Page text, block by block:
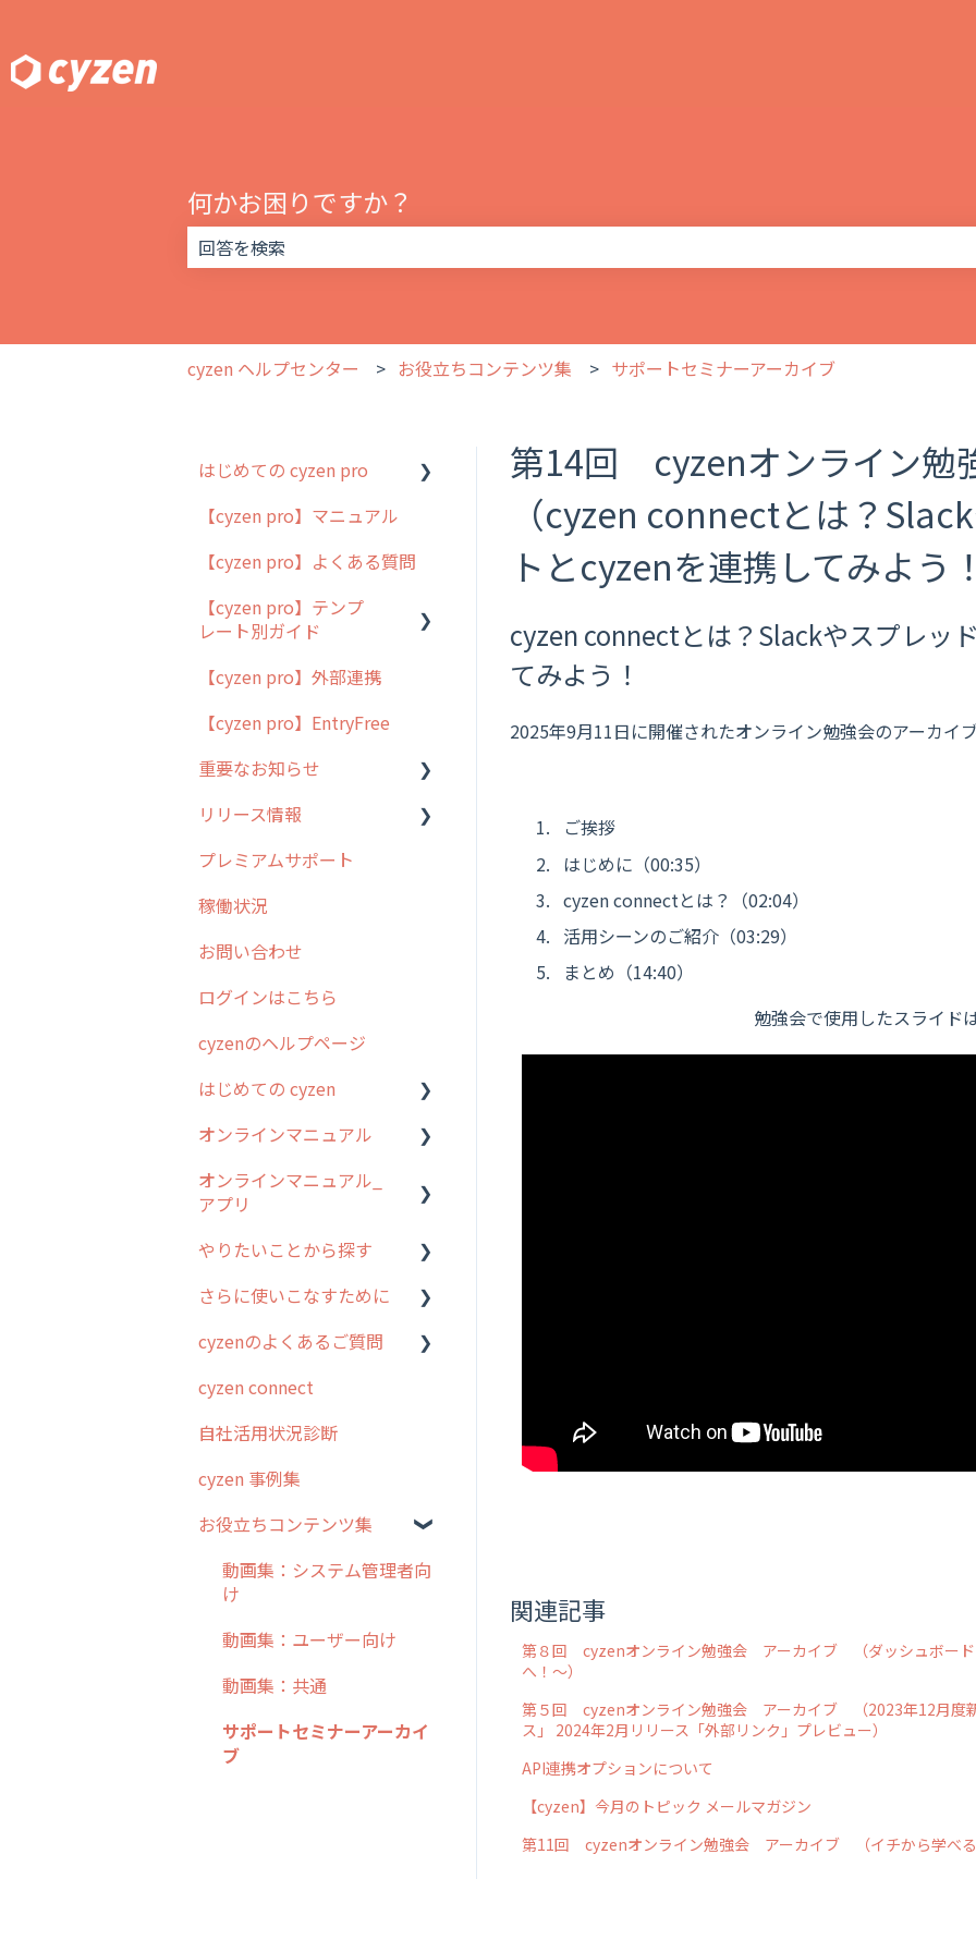
何かお困りですか？
cyzen ヘルプセンター お役立ちコンテンツ集 サポートセミナーアーカイブ
第14回 cyzenオンライン
（cyzen connectとは？
トとcyzenを連携してみよう！
cyzen connectとは？Slackやスプレッ
てみよう！
2025年9月11日に開催されたオンライン勉強会のアーカイブ
ご挨拶
はじめに（00:35）
cyzen connectとは？（02:04）
活用シーンのご紹介（03:29）
まとめ（14:40）
勉強会で使用したスライド
関連記事
第８回 cyzenオンライン勉強会 アーカイブ （ダッシュボード
へ！～）
第５回 cyzenオンライン勉強会 アーカイブ （2023年12月度
ス」 2024年2月リリース「外部リンク」プレビュー）
API連携オプションについて
【cyzen】今月のトピック メールマガジン
第11回 cyzenオンライン勉強会 アーカイブ （イチから学べる
はじめての cyzen pro
cyzen pro とは？
簡易マニュアル
cyzen proの位置情報取得
について
用語集
よくある質問
【cyzen pro】マニュアル
【cyzen pro】よくある質問
【cyzen pro】テンプ
レート別ガイド
ポスティング
ラウンダー
メンテナンス
外廻り営業
清掃
不動産
【cyzen pro】外部連携
【cyzen pro】EntryFree
重要なお知らせ
過去の重要なお知らせ
障害情報
リリース情報
リリース
2026年のリリース情報
2025年のリリース情報
2024年のリリース情報
2023年のリリース情報
過去のリリース
2019年までのリリース情
お客様の声を実現しました
プレミアムサポート
稼働状況
お問い合わせ
ログインはこちら
cyzenのヘルプページ
はじめての cyzen
0. はじめてのcyzenの使い
1. cyzenについて知ろう
2. 主要機能の概要
3. cyzenの位置情報取得に
ステム管理者編
5. 基本的な使い方：シス
ザー編
7. 初心者向けよくある質
問集
8. 用語集
9. もっと便利に利用する
10.ユーザー向けおすすめ
オンラインマニュアル
管理サイトの使い始め
パフォーマンス
帳票出力
メッセージ・ファイル添付
商品
オンラインマニュアル_
アプリ
アプリの使い始め
ホーム画面
スポット
報告閲覧
予定
日報
履歴
メンバー
お知らせ
やりたいことから探す
行動管理
勤怠管理
予定管理
スポット
ステータス・主観
報告書・行動種別
ユーザー・グループ管理
商品
さらに使いこなすために
はじめに
スポット・ステータス関連
ダッシュボード（BI）・パ
IP接続制限・端末認証設定
cyzenのよくあるご質問
ログインについて
グループ・ユーザーについ
出退勤・ステータス・主観
日報について
cyzen connect
自社活用状況診断
cyzen 事例集
お役立ちコンテンツ集
動画集：システム管理者向
け
動画集：ユーザー向け
動画集：共通
サポートセミナーアーカイ
ブ